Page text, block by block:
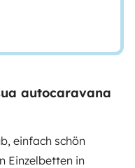
autocaravana
einfach schön
Einzelbetten in